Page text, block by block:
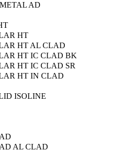
AD
HT
HT AL CLAD
HT IC CLAD BK
HT IC CLAD SR
HT IN CLAD
ISOLINE
AL CLAD